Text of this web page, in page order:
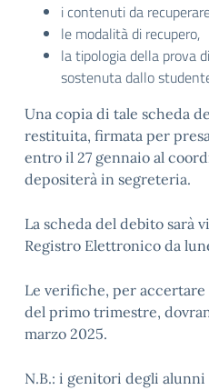
i contenuti da
le modalità di recupero,
la tipologia della prova
sostenuta dallo
Una copia di tale scheda
restituita, firmata per
entro il 27 gennaio al
depositerà in segreteria.
La scheda del debito sarà
Registro Elettronico da
Le verifiche, per
del primo trimestre,
marzo 2025.
N.B.: i genitori degli